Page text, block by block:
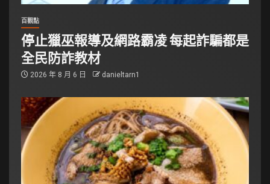
百觀點
停止獵巫報導及網路霸凌 每起詐騙都是
全民防詐教材
2026 年 8 月 6 日 danieltarn1